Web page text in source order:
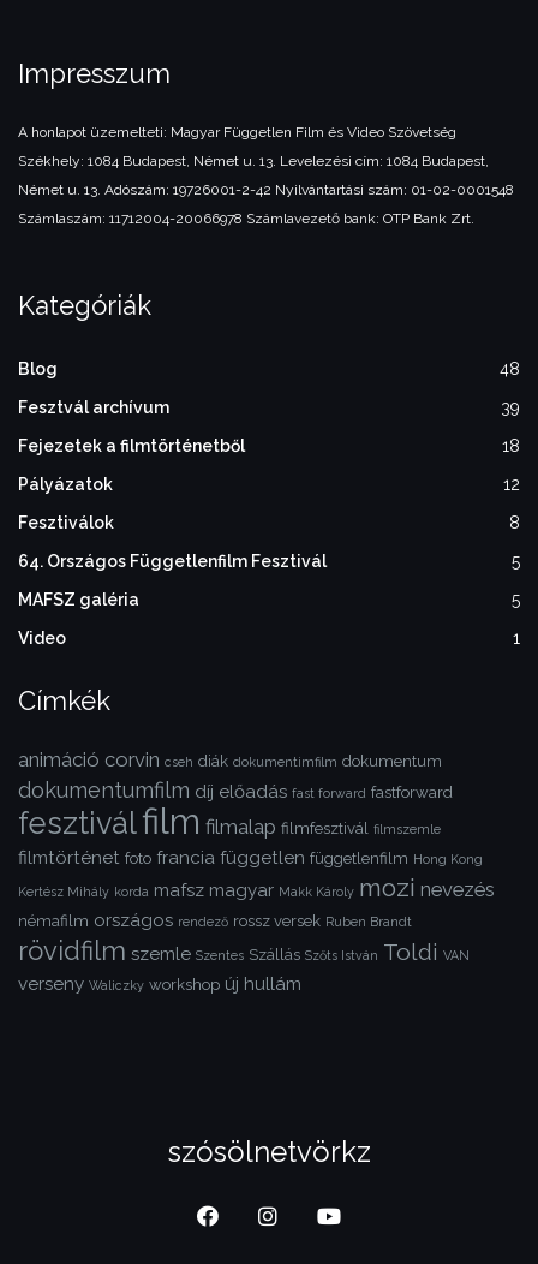
Impresszum
A honlapot üzemelteti: Magyar Független Film és Video Szövetség
Székhely: 1084 Budapest, Német u. 13. Levelezési cím: 1084 Budapest,
Német u. 13. Adószám: 19726001-2-42 Nyilvántartási szám: 01-02-0001548
Számlaszám: 11712004-20066978 Számlavezető bank: OTP Bank Zrt.
Kategóriák
Blog
48
Fesztvál archívum
39
Fejezetek a filmtörténetből
18
Pályázatok
12
Fesztiválok
8
64. Országos Függetlenfilm Fesztivál
5
MAFSZ galéria
5
Video
1
Címkék
animáció corvin cseh diák dokumentimfilm dokumentum
dokumentumfilm díj előadás fast forward fastforward
fesztiválfilm filmalap filmfesztivál filmszemle
filmtörténet foto francia független függetlenfilm Hong Kong
Kertész Mihály korda mafsz magyar Makk Károly mozi nevezés
némafilm országos rendező rossz versek Ruben Brandt
rövidfilm szemle Szentes Szállás Szőts István Toldi VAN
verseny Waliczky workshop új hullám
szósölnetvörkz